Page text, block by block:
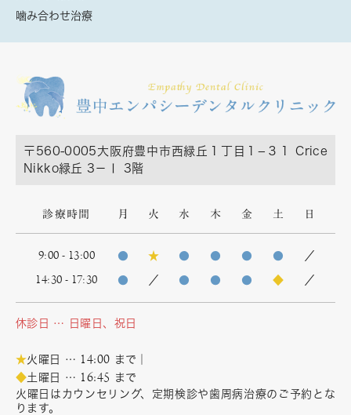
噛み合わせ治療
〒560-0005 大阪府豊中市西緑丘１丁目１−３１ Crice
Nikko緑丘 3－Ⅰ 3階
診療時間 月 火 水 木 金 土 日
9:00 - 13:00 ● ★ ● ● ● ● ／
14:30 - 17:30 ● ／ ● ● ● ◆ ／
休診日 … 日曜日、祝日
★火曜日 … 14:00 まで｜
◆土曜日 … 16:45 まで
火曜日はカウンセリング、定期検診や歯周病治療のご予約とな
ります。